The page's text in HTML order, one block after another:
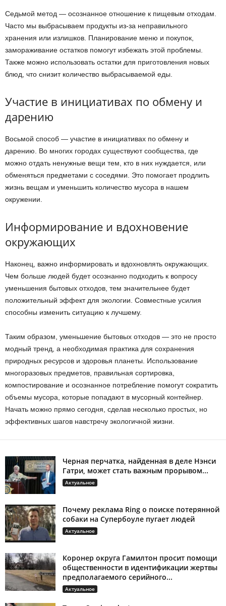
Седьмой метод — осознанное отношение к пищевым отходам.
Часто мы выбрасываем продукты из-за неправильного
хранения или излишков. Планирование меню и покупок,
замораживание остатков помогут избежать этой проблемы.
Также можно использовать остатки для приготовления новых
блюд, что снизит количество выбрасываемой еды.
Участие в инициативах по обмену и
дарению
Восьмой способ — участие в инициативах по обмену и
дарению. Во многих городах существуют сообщества, где
можно отдать ненужные вещи тем, кто в них нуждается, или
обменяться предметами с соседями. Это помогает продлить
жизнь вещам и уменьшить количество мусора в нашем
окружении.
Информирование и вдохновение
окружающих
Наконец, важно информировать и вдохновлять окружающих.
Чем больше людей будет осознанно подходить к вопросу
уменьшения бытовых отходов, тем значительнее будет
положительный эффект для экологии. Совместные усилия
способны изменить ситуацию к лучшему.
Таким образом, уменьшение бытовых отходов — это не просто
модный тренд, а необходимая практика для сохранения
природных ресурсов и здоровья планеты. Использование
многоразовых предметов, правильная сортировка,
компостирование и осознанное потребление помогут сократить
объемы мусора, которые попадают в мусорный контейнер.
Начать можно прямо сегодня, сделав несколько простых, но
эффективных шагов навстречу экологичной жизни.
Черная перчатка, найденная в деле Нэнси
Гатри, может стать важным прорывом...
Актуальное
Почему реклама Ring о поиске потерянной
собаки на Супербоуле пугает людей
Актуальное
Коронер округа Гамилтон просит помощи
общественности в идентификации жертвы
предполагаемого серийного...
Актуальное